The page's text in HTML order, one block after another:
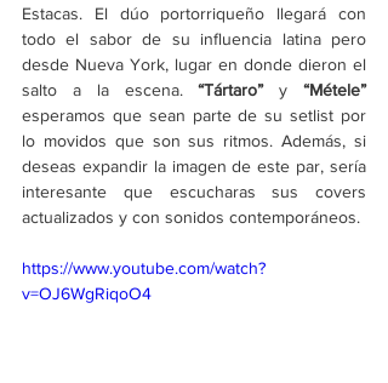
Estacas. El dúo portorriqueño llegará con
todo el sabor de su influencia latina pero
desde Nueva York, lugar en donde dieron el
salto a la escena. “Tártaro” y “Métele”
esperamos que sean parte de su setlist por
lo movidos que son sus ritmos. Además, si
deseas expandir la imagen de este par, sería
interesante que escucharas sus covers
actualizados y con sonidos contemporáneos.
https://www.youtube.com/watch?
v=OJ6WgRiqoO4